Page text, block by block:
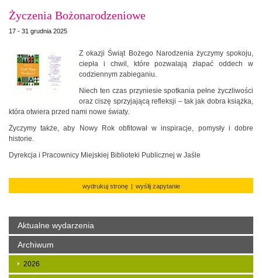
Życzenia Bożonarodzeniowe
17 - 31 grudnia 2025
Z okazji Świąt Bożego Narodzenia życzymy spokoju,
ciepła i chwil, które pozwalają złapać oddech w
codziennym zabieganiu.
Niech ten czas przyniesie spotkania pełne życzliwości
oraz ciszę sprzyjającą refleksji – tak jak dobra książka,
która otwiera przed nami nowe światy.
Życzymy także, aby Nowy Rok obfitował w inspiracje, pomysły i dobre
historie.
Dyrekcja i Pracownicy Miejskiej Biblioteki Publicznej w Jaśle
wydrukuj stronę | wyślij zapytanie
Aktualne wydarzenia
Archiwum
2026